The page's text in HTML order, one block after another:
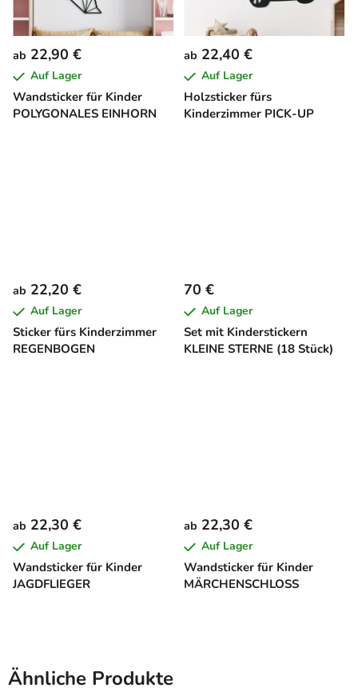
Wandsticker für Kinder
POLYGONALES EINHORN
ab 22,90 €
Auf Lager
Holzsticker fürs
Kinderzimmer PICK-UP
ab 22,40 €
Auf Lager
Sticker fürs Kinderzimmer
REGENBOGEN
ab 22,20 €
Auf Lager
Set mit Kinderstickern
KLEINE STERNE (18 Stück)
70 €
Auf Lager
Wandsticker für Kinder
JAGDFLIEGER
ab 22,30 €
Auf Lager
Wandsticker für Kinder
MÄRCHENSCHLOSS
ab 22,30 €
Auf Lager
Ähnliche Produkte